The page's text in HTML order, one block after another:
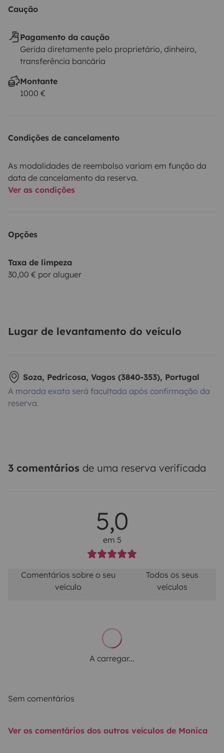
Caução
Pagamento da caução
Gerida diretamente pelo proprietário, dinheiro,
transferência bancária
Montante
1000 €
Condições de cancelamento
As modalidades de reembolso variam em função da
data de cancelamento da reserva.
Ver as condições
Opções
Taxa de limpeza
30,00 € por aluguer
Lugar de levantamento do veículo
Soza, Pedricosa, Vagos (3840-353), Portugal
A morada exata será facultada após confirmação da
reserva.
3 comentários de uma reserva verificada
5,0
em 5
Comentários sobre o seu
veículo
Todos os seus
veículos
A carregar...
Sem comentários
Ver os comentários dos outros veículos de Monica